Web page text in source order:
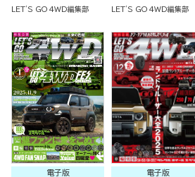
号LET'S GO 4WD編集部
号LET'S GO 4WD編集部
電子版
電子版